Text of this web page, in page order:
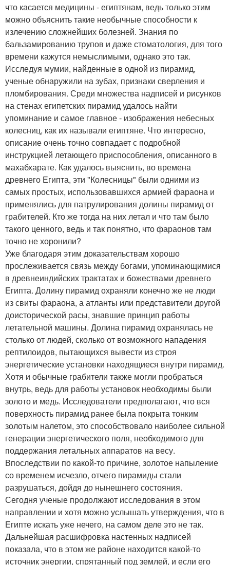
что касается медицины - египтянам, ведь только этим
можно объяснить такие необычные способности к
излечению сложнейших болезней. Знания по
бальзамированию трупов и даже стоматология, для того
времени кажутся немыслимыми, однако это так.
Исследуя мумии, найденные в одной из пирамид,
ученые обнаружили на зубах, признаки сверления и
пломбирования. Среди множества надписей и рисунков
на стенах египетских пирамид удалось найти
упоминание и самое главное - изображения небесных
колесниц, как их называли египтяне. Что интересно,
описание очень точно совпадает с подробной
инструкцией летающего приспособления, описанного в
махабхарате. Как удалось выяснить, во времена
древнего Египта, эти "Колесницы" были одними из
самых простых, использовавшихся армией фараона и
применялись для патрулирования долины пирамид от
грабителей. Кто же тогда на них летал и что там было
такого ценного, ведь и так понятно, что фараонов там
точно не хоронили?
Уже благодаря этим доказательствам хорошо
прослеживается связь между богами, упоминающимися
в древнеиндийских трактатах и божествами древнего
Египта. Долину пирамид охраняли конечно же не люди
из свиты фараона, а атланты или представители другой
доисторической расы, знавшие принцип работы
летательной машины. Долина пирамид охранялась не
столько от людей, сколько от возможного нападения
рептилоидов, пытающихся вывести из строя
энергетические установки находящиеся внутри пирамид.
Хотя и обычные грабители также могли пробраться
внутрь, ведь для работы установок необходимы были
золото и медь. Исследователи предполагают, что вся
поверхность пирамид ранее была покрыта тонким
золотым налетом, это способствовало наиболее сильной
генерации энергетического поля, необходимого для
поддержания летальных аппаратов на весу.
Впоследствии по какой-то причине, золотое напыление
со временем исчезло, отчего пирамиды стали
разрушаться, дойдя до нынешнего состояния.
Сегодня ученые продолжают исследования в этом
направлении и хотя можно услышать утверждения, что в
Египте искать уже нечего, на самом деле это не так.
Дальнейшая расшифровка настенных надписей
показала, что в этом же районе находится какой-то
источник энергии, спрятанный под землей, и если его